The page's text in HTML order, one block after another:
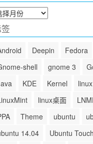
Deepin Fedora
shell
gnome 3
KDE Kernel linux
linux桌面
Theme ubuntu
14.04
Ubuntu Touch